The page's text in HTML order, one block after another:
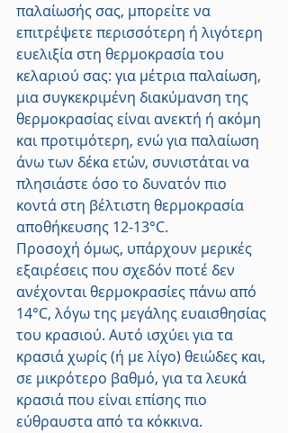
παλαίωσής σας, μπορείτε να
επιτρέψετε περισσότερη ή λιγότερη
ευελιξία στη θερμοκρασία του
κελαριού σας: για μέτρια παλαίωση,
μια συγκεκριμένη διακύμανση της
θερμοκρασίας είναι ανεκτή ή ακόμη
και προτιμότερη, ενώ για παλαίωση
άνω των δέκα ετών, συνιστάται να
πλησιάστε όσο το δυνατόν πιο
κοντά στη βέλτιστη θερμοκρασία
αποθήκευσης 12-13°C.
Προσοχή όμως, υπάρχουν μερικές
εξαιρέσεις που σχεδόν ποτέ δεν
ανέχονται θερμοκρασίες πάνω από
14°C, λόγω της μεγάλης ευαισθησίας
του κρασιού. Αυτό ισχύει για τα
κρασιά χωρίς (ή με λίγο) θειώδες και,
σε μικρότερο βαθμό, για τα λευκά
κρασιά που είναι επίσης πιο
εύθραυστα από τα κόκκινα.